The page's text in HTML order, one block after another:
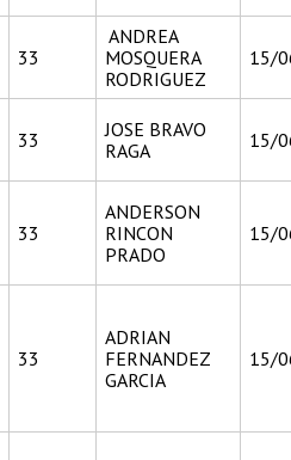
33
ANDREA
MOSQUERA
RODRIGUEZ
15/
33
JOSE BRAVO
RAGA
15/
33
ANDERSON
RINCON
PRADO
15/
33
ADRIAN
FERNANDEZ
GARCIA
15/